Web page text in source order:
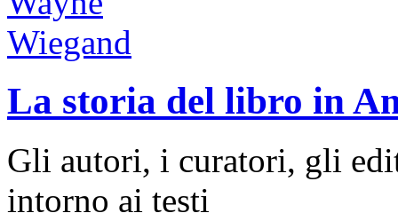
La storia del libro in
Gli autori, i curatori, gli
intorno ai testi